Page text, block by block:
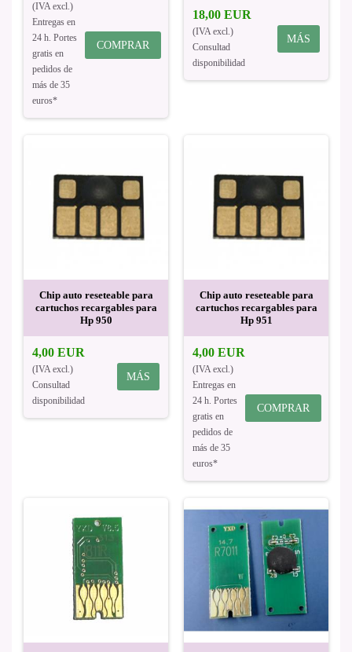
(IVA excl.)
Entregas en
24 h. Portes
gratis en
pedidos de
más de 35
euros*
COMPRAR
18,00 EUR
(IVA excl.)
Consultad
disponibilidad
MÁS
Chip auto reseteable para
cartuchos recargables para
Hp 950
4,00 EUR
(IVA excl.)
Consultad
disponibilidad
MÁS
Chip auto reseteable para
cartuchos recargables para
Hp 951
4,00 EUR
(IVA excl.)
Entregas en
24 h. Portes
gratis en
pedidos de
más de 35
euros*
COMPRAR